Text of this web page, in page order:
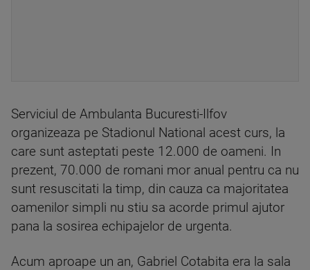
Serviciul de Ambulanta Bucuresti-Ilfov
organizeaza pe Stadionul National acest curs, la
care sunt asteptati peste 12.000 de oameni. In
prezent, 70.000 de romani mor anual pentru ca nu
sunt resuscitati la timp, din cauza ca majoritatea
oamenilor simpli nu stiu sa acorde primul ajutor
pana la sosirea echipajelor de urgenta.
Acum aproape un an, Gabriel Cotabita era la sala